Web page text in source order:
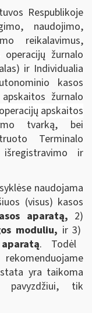
Respublikoje
naudojimo,
reikalavimus,
žurnalo
ir Individualia
kasos
žurnalo
apskaitos
tvarką, bei
Terminalo
ir
naudojama
(visus) kasos
aparatą, 2)
moduliu, ir 3)
. Todėl
yra taikoma
pavyzdžiui, tik